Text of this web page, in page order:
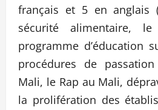
français et 5 en anglais
sécurité alimentaire,
programme d’éducation
procédures de
Mali, le Rap au Mali,
la prolifération des